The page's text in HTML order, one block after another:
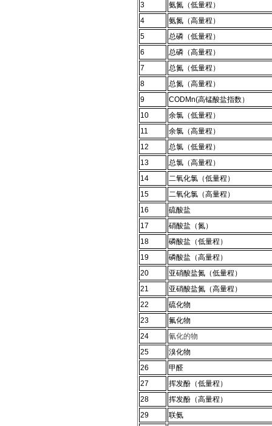
3
氨氮（低量程）
4
氨氮（高量程）
5
总磷（低量程）
6
总磷（高量程）
7
总氮（低量程）
8
总氮（高量程）
9
CODMn(高锰酸盐指数）
10
余氯（低量程）
11
余氯（高量程）
12
总氯（低量程）
13
总氯（高量程）
14
二氧化氯（低量程）
15
二氧化氯（高量程）
16
硫酸盐
17
硝酸盐（氮）
18
磷酸盐（低量程）
19
磷酸盐（高量程）
20
亚硝酸盐氮（低量程）
21
亚硝酸盐氮（高量程）
22
硫化物
23
氟化物
24
氰化的物
25
溴化物
26
甲醛
27
挥发酚（低量程）
28
挥发酚（高量程）
29
联氨